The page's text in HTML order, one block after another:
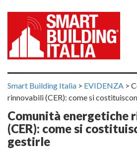
Smart Building Italia > EVIDENZA >
rinnovabili (CER): come si
Comunità energetiche
(CER): come si
gestirle